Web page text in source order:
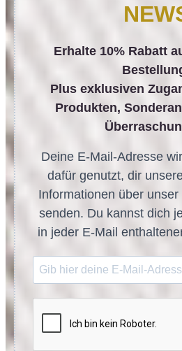
Erhalte 10% Rabatt
Plus exklusiven
Produkten,
Deine E-Mail-Adresse
dafür genutzt, dir
Informationen über
senden. Du kannst dich
in jeder E-Mail